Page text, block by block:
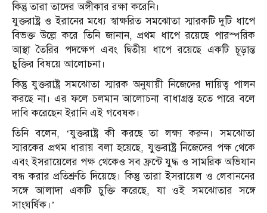
কিন্তু তারা তাদের অঙ্গীকার রক্ষা করেনি।
যুক্তরাষ্ট্র ও ইরানের মধ্যে স্বাক্ষরিত সমঝোতা স্মারকটি দুটি ধাপে
বিভক্ত উল্লে করে তিনি জানান, প্রথম ধাপে রয়েছে পারস্পরিক
আস্থা তৈরির পদক্ষেপ এবং দ্বিতীয় ধাপে রয়েছে একটি চূড়ান্ত
চুক্তির বিষয়ে আলোচনা।
কিন্তু যুক্তরাষ্ট্র সমঝোতা স্মারক অনুযায়ী নিজেদের দায়িত্ব পালন
করছে না। এর ফলে চলমান আলোচনা বাধাগ্রস্ত হতে পারে বলে
দাবি করেছেন ইরানি এই গবেষক।
তিনি বলেন, ‘যুক্তরাষ্ট্র কী করছে তা লক্ষ্য করুন। সমঝোতা
স্মারকের প্রথম ধারায় বলা হয়েছে, যুক্তরাষ্ট্র নিজেদের পক্ষ থেকে
এবং ইসরায়েলের পক্ষ থেকেও সব ফ্রন্টে যুদ্ধ ও সামরিক অভিযান
বন্ধ করার প্রতিশ্রুতি দিয়েছে। কিন্তু তারা ইসরায়েল ও লেবাননের
সঙ্গে আলাদা একটি চুক্তি করেছে, যা ওই সমঝোতার সঙ্গে
সাংঘর্ষিক।’